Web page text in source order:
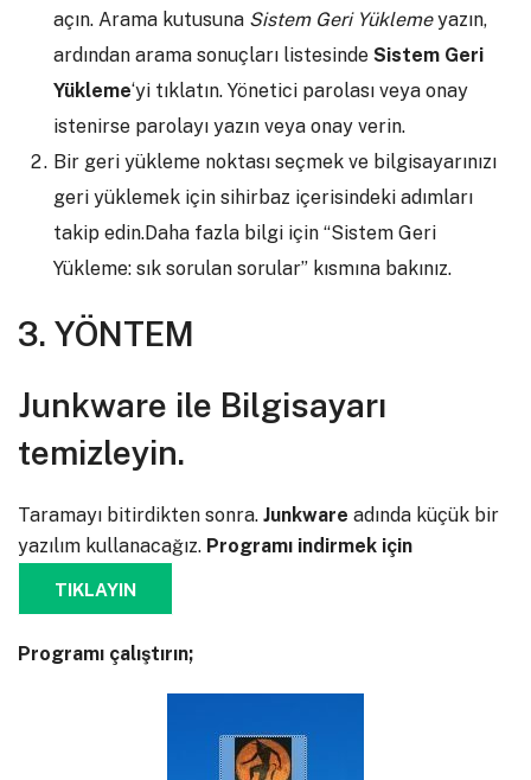
açın. Arama kutusuna Sistem Geri Yüklemeyazın,
ardından arama sonuçları listesinde Sistem Geri
Yükleme‘yi tıklatın. Yönetici parolası veya onay
istenirse parolayı yazın veya onay verin.
Bir geri yükleme noktası seçmek ve bilgisayarınızı
geri yüklemek için sihirbaz içerisindeki adımları
takip edin.Daha fazla bilgi için “Sistem Geri
Yükleme: sık sorulan sorular” kısmına bakınız.
3. YÖNTEM
Junkware ile Bilgisayarı
temizleyin.
Taramayı bitirdikten sonra. Junkware adında küçük bir
yazılım kullanacağız. Programı indirmek için
TIKLAYIN
Programı çalıştırın;